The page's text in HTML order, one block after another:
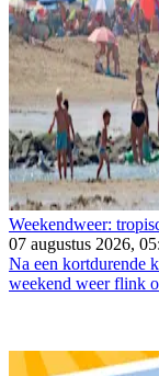
Weekendweer:
07 augustus 2026,
Na een kortdurende
weekend weer flink